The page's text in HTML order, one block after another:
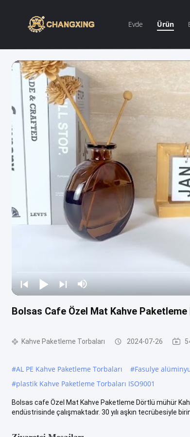
Evde Ürün
Bolsas Cafe Özel Mat Kahve
Kahve Paketleme Torbaları 2024-07-26
#AL PE Kahve Paketleme Torbaları #Fasulye
#plastik Kahve Paketleme Torbaları ISO9001
Bolsas cafe Özel Mat Kahve Paketleme Dörtlü mühür
endüstrisinde çalışmaktadır. 30 yılı aşkın tecrübesiyle